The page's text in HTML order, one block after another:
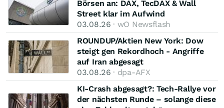
Börsen an: DAX, TecDAX & Wall
Street klar im Aufwind
03.08.26 · wO Newsflash
ROUNDUP/Aktien New York: Dow
steigt gen Rekordhoch - Angriffe
auf Iran abgesagt
03.08.26 · dpa-AFX
KI-Crash abgesagt?: Tech-Rallye vor
der nächsten Runde – solange diese